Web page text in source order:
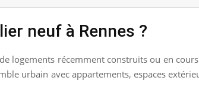
neuf à Rennes ?
de logements récemment construits ou en
urbain avec appartements, espaces